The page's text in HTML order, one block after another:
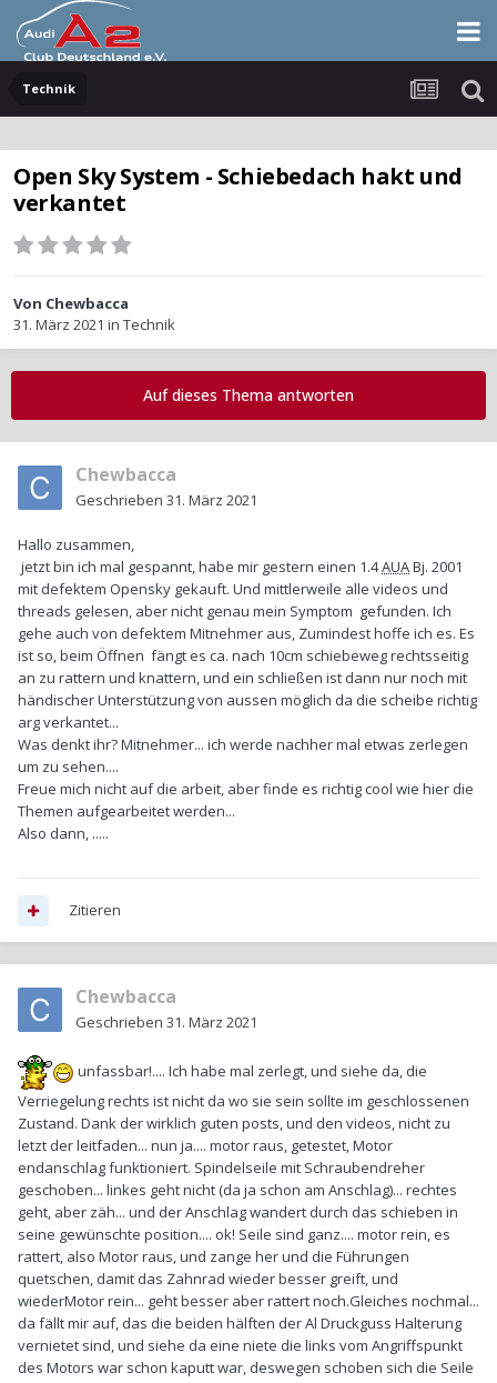
Technik
Open Sky System - Schiebedach hakt und
verkantet
Von Chewbacca
31. März 2021 in Technik
Auf dieses Thema antworten
Chewbacca
Geschrieben 31. März 2021
Hallo zusammen,
jetzt bin ich mal gespannt, habe mir gestern einen 1.4AUABj. 2001
mit defektem Opensky gekauft. Und mittlerweile alle videos und
threads gelesen, aber nicht genau mein Symptom gefunden. Ich
gehe auch von defektem Mitnehmer aus, Zumindest hoffe ich es. Es
ist so, beim Öffnen fängt es ca. nach 10cm schiebeweg rechtsseitig
an zu rattern und knattern, und ein schließen ist dann nur noch mit
händischer Unterstützung von aussen möglich da die scheibe richtig
arg verkantet...
Was denkt ihr? Mitnehmer... ich werde nachher mal etwas zerlegen
um zu sehen....
Freue mich nicht auf die arbeit, aber finde es richtig cool wie hier die
Themen aufgearbeitet werden...
Also dann, .....
Zitieren
Chewbacca
Geschrieben 31. März 2021
unfassbar!.... Ich habe mal zerlegt, und siehe da, die
Verriegelung rechts ist nicht da wo sie sein sollte im geschlossenen
Zustand. Dank der wirklich guten posts, und den videos, nicht zu
letzt der leitfaden... nun ja.... motor raus, getestet, Motor
endanschlag funktioniert. Spindelseile mit Schraubendreher
geschoben... linkes geht nicht (da ja schon am Anschlag)... rechtes
geht, aber zäh... und der Anschlag wandert durch das schieben in
seine gewünschte position.... ok! Seile sind ganz.... motor rein, es
rattert, also Motor raus, und zange her und die Führungen
quetschen, damit das Zahnrad wieder besser greift, und
wiederMotor rein... geht besser aber rattert noch.Gleiches nochmal...
da fällt mir auf, das die beiden hälften der Al Druckguss Halterung
vernietet sind, und siehe da eine niete die links vom Angriffspunkt
des Motors war schon kaputt war, deswegen schoben sich die Seile